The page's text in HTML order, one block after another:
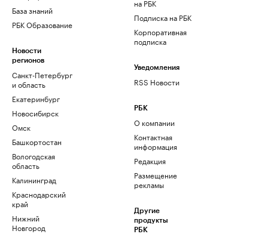
База знаний
РБК Образование
Новости
регионов
Санкт-Петербург
и область
Екатеринбург
Новосибирск
Омск
Башкортостан
Вологодская
область
Калининград
Краснодарский
край
Нижний
Новгород
на РБК
Подписка на РБК
Корпоративная
подписка
Уведомления
RSS Новости
РБК
О компании
Контактная
информация
Редакция
Размещение
рекламы
Другие
продукты
РБК